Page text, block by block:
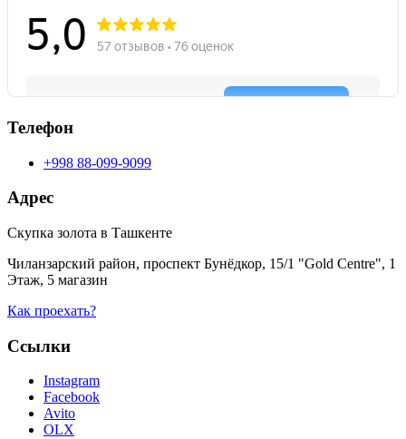
Телефон
+998 88-099-9099
Адрес
Скупка золота в Ташкенте
Чиланзарский район, проспект Бунёдкор, 15/1 "Gold Centre", 1
Этаж, 5 магазин
Как проехать?
Ссылки
Instagram
Facebook
Avito
OLX